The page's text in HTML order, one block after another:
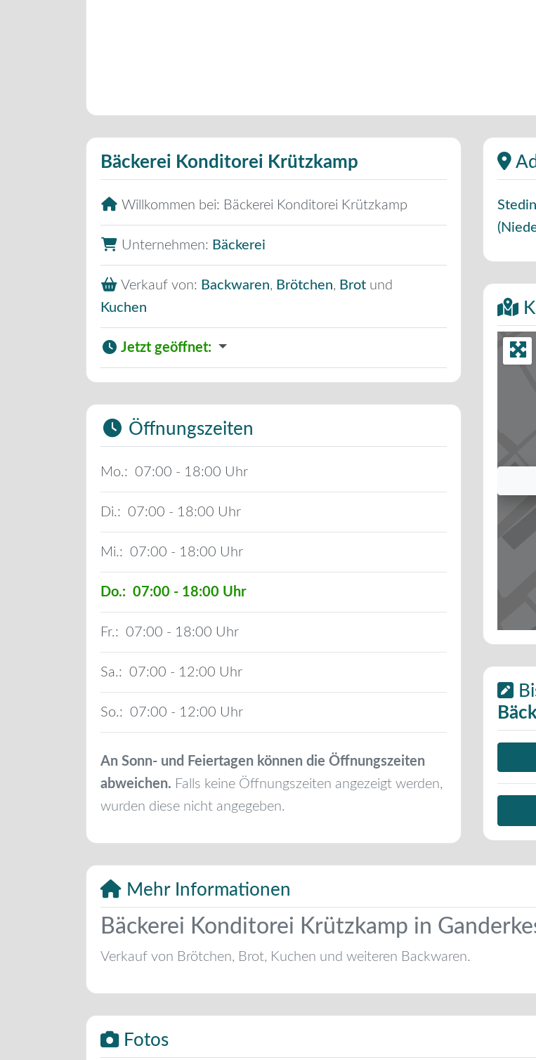
Bäckerei Konditorei Krützkamp
Willkommen bei: Bäckerei Konditorei Krützkamp
Unternehmen: Bäckerei
Verkauf von: Backwaren, Brötchen, Brot und
Kuchen
Jetzt geöffnet:
Öffnungszeiten
Mo.: 07:00 - 18:00
Di.: 07:00 - 18:00
Mi.: 07:00 - 18:00
Do.: 07:00 - 18:00
Fr.: 07:00 - 18:00
Sa.: 07:00 - 12:00
So.: 07:00 - 12:00
An Sonn- und Feiertagen können die Öffnungszeiten
abweichen. Falls keine Öffnungszeiten angezeigt werden,
wurden diese nicht angegeben.
(
Mehr Informationen
Bäckerei Konditorei Krützkamp in
Verkauf von Brötchen, Brot, Kuchen und weiteren Backwaren.
Fotos